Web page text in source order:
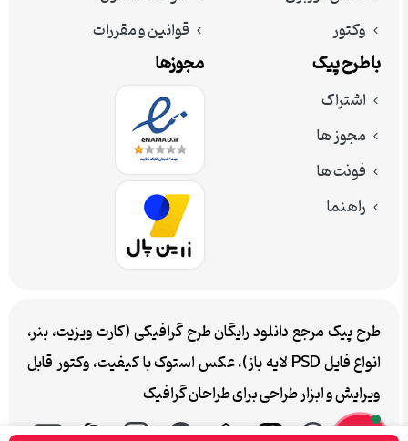
وکتور
قوانین و مقررات
با طرح پیک
اشتراک
مجوز ها
فونت ها
راهنما
مجوزها
طرح پیک مرجع دانلود رایگان طرح گرافیکی (کارت ویزیت، بنر،
انواع فایل PSD لایه باز)، عکس استوک با کیفیت، وکتور قابل
ویرایش و ابزار طراحی برای طراحان گرافیک